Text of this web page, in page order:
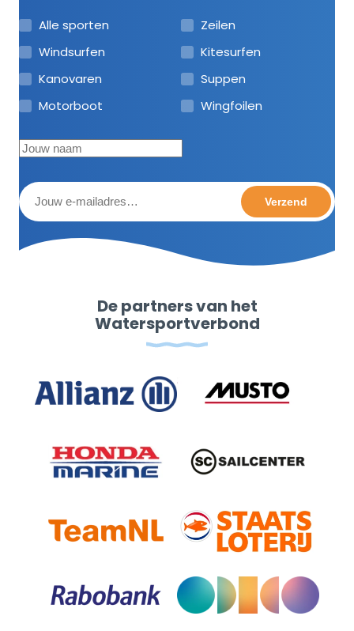
Alle sporten
Zeilen
Windsurfen
Kitesurfen
Kanovaren
Suppen
Motorboot
Wingfoilen
De partners van het
Watersportverbond